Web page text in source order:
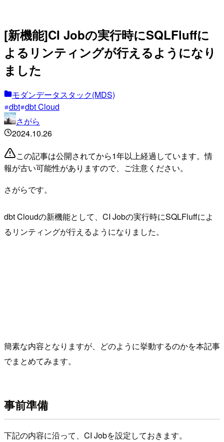
[新機能]CI Jobの実行時にSQLFluffに
よるリンティングが行えるようになり
ました
モダンデータスタック(MDS)
dbt dbt Cloud
さがら
2024.10.26
この記事は公開されてから1年以上経過しています。情
報が古い可能性がありますので、ご注意ください。
さがらです。
dbt Cloudの新機能として、CI Jobの実行時にSQLFluffによ
るリンティングが行えるようになりました。
簡素な内容となりますが、どのように挙動するのかを本記事
でまとめてみます。
事前準備
下記の内容に沿って、CI Jobを設定しておきます。